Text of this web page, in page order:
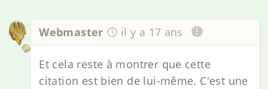
Webmaster il y a 17 ans
Et cela reste à montrer que cette
citation est bien de lui-même. C'est une